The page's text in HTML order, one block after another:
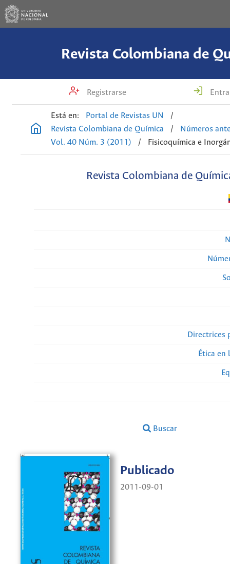
Revista Colombiana de
Registrarse
Está en: Portal de Revistas UN
/
Revista Colombiana de Química
/
Números
Vol. 40 Núm. 3 (2011)
/ Fisicoquímica e
Revista Colombiana de
Directrices
Ética en
Buscar
Publicado
2011-09-01